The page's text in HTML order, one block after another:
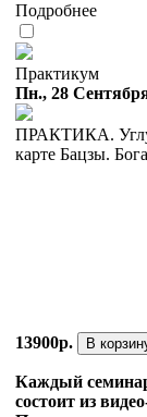
Подробнее
Практикум
Пн., 28
ПРАКТИКА.
карте Бацзы.
13900р. В
Каждый
состоит из